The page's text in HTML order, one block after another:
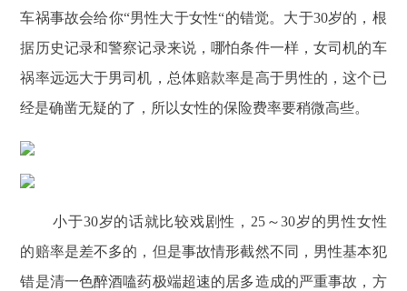
车祸事故会给你“男性大于女性“的错觉。大于30岁的，根
据历史记录和警察记录来说，哪怕条件一样，女司机的车
祸率远远大于男司机，总体赔款率是高于男性的，这个已
经是确凿无疑的了，所以女性的保险费率要稍微高些。
小于30岁的话就比较戏剧性，25～30岁的男性女性
的赔率是差不多的，但是事故情形截然不同，男性基本犯
错是清一色醉酒嗑药极端超速的居多造成的严重事故，方